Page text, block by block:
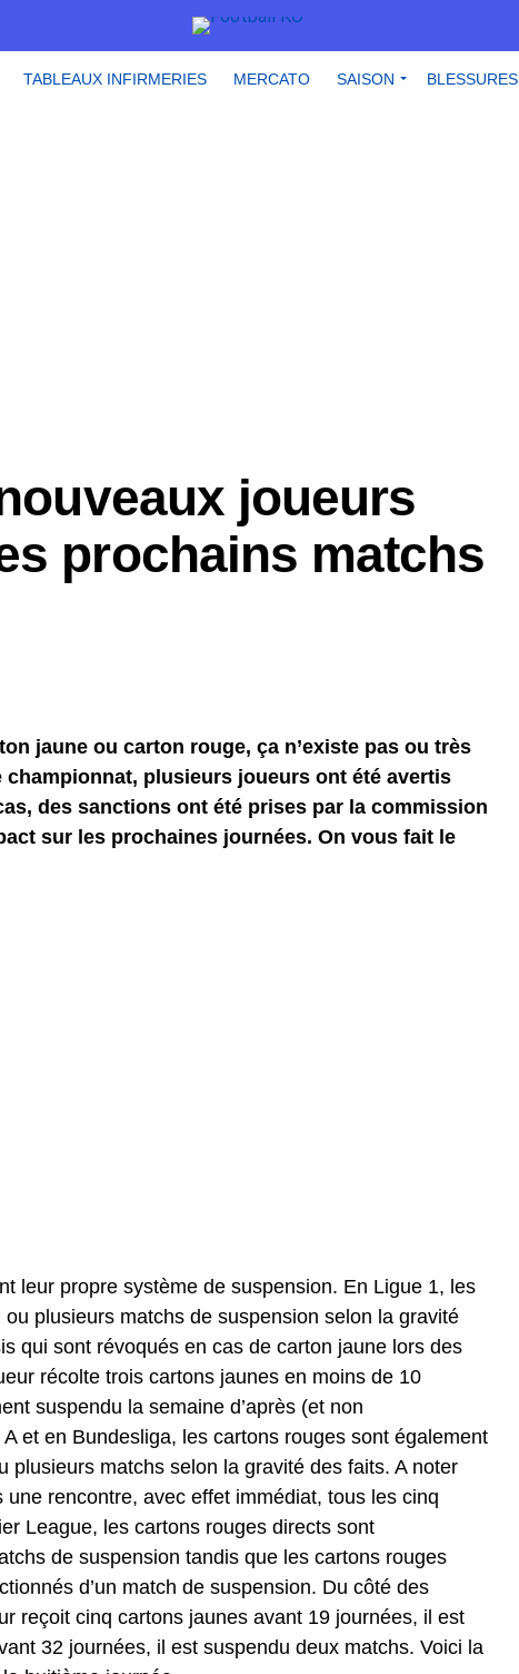
TABLEAUX INFIRMERIES MERCATO SAISON BLESSURES
joueurs
prochains matchs
jaune ou carton rouge, ça n’existe pas ou très
championnat, plusieurs joueurs ont été avertis
des sanctions ont été prises par la commission
sur les prochaines journées. On vous fait le
leur propre système de suspension. En Ligue 1, les
plusieurs matchs de suspension selon la gravité
qui sont révoqués en cas de carton jaune lors des
récolte trois cartons jaunes en moins de 10
suspendu la semaine d’après (et non
et en Bundesliga, les cartons rouges sont également
plusieurs matchs selon la gravité des faits. A noter
rencontre, avec effet immédiat, tous les cinq
League, les cartons rouges directs sont
de suspension tandis que les cartons rouges
d’un match de suspension. Du côté des
reçoit cinq cartons jaunes avant 19 journées, il est
32 journées, il est suspendu deux matchs. Voici la